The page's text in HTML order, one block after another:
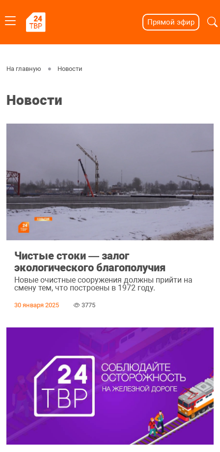
Прямой эфир
На главную Новости
Новости
Чистые стоки ― залог
экологического благополучия
Новые очистные сооружения должны прийти на
смену тем, что построены в 1972 году.
30 января 2025 3775